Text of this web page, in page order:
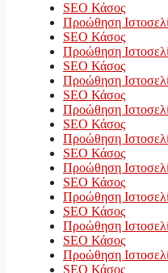
SEO Κάσος
Προώθηση
SEO Κάσος
Προώθηση
SEO Κάσος
Προώθηση
SEO Κάσος
Προώθηση
SEO Κάσος
Προώθηση
SEO Κάσος
Προώθηση
SEO Κάσος
Προώθηση
SEO Κάσος
Προώθηση
SEO Κάσος
Προώθηση
SEO Κάσος